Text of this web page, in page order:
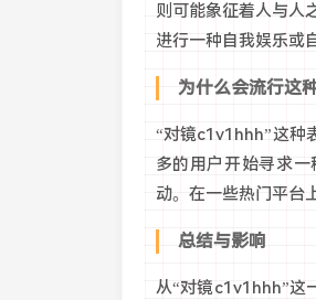
则可能象征着人与人
进行一种自我娱乐或
为什么会流行这
“对镜c1v1hhh”这种
多的用户开始寻求
动。在一些热门平台
总结与影响
从“对镜c1v1hhh”这